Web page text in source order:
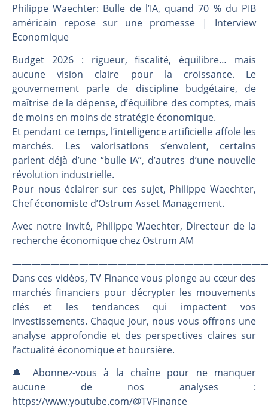
Une inertie haussière qui ralentit | Antoine Quesada – Chrono CAC
Philippe Waechter: Bulle de l’IA, quand 70 % du PIB
américain repose sur une promesse | Interview
Economique
Budget 2026 : rigueur, fiscalité, équilibre… mais
aucune vision claire pour la croissance. Le
gouvernement parle de discipline budgétaire, de
maîtrise de la dépense, d’équilibre des comptes, mais
de moins en moins de stratégie économique.
Et pendant ce temps, l’intelligence artificielle affole les
marchés. Les valorisations s’envolent, certains
parlent déjà d’une “bulle IA”, d’autres d’une nouvelle
révolution industrielle.
Pour nous éclairer sur ces sujet, Philippe Waechter,
Chef économiste d’Ostrum Asset Management.
Avec notre invité, Philippe Waechter, Directeur de la
recherche économique chez Ostrum AM
Dans ces vidéos, TV Finance vous plonge au cœur des
marchés financiers pour décrypter les mouvements
clés et les tendances qui impactent vos
investissements. Chaque jour, nous vous offrons une
analyse approfondie et des perspectives claires sur
l’actualité économique et boursière.
🔔 Abonnez-vous à la chaîne pour ne manquer
aucune de nos analyses :
https://www.youtube.com/@TVFinance